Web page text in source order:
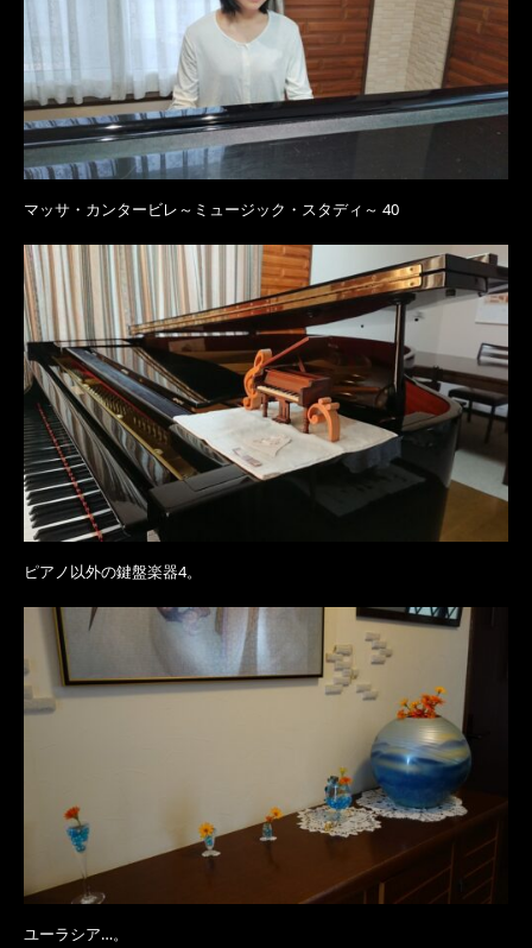
マッサ・カンタービレ～ミュージック・スタディ～ 40
ピアノ以外の鍵盤楽器4。
ユーラシア…。